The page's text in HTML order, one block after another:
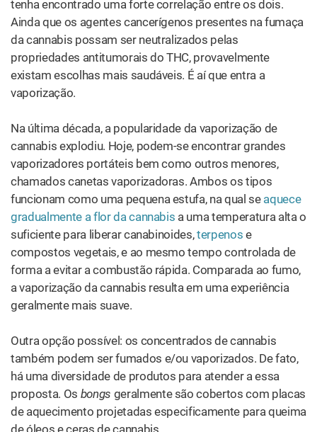
a vaporização da cannabis resulta em uma experiência
geralmente mais suave.
Outra opção possível: os concentrados de cannabis
também podem ser fumados e/ou vaporizados. De fato,
há uma diversidade de produtos para atender a essa
de aquecimento projetadas especificamente para queima
de óleos e ceras de cannabis.
Farmacologia da inalação: embora a experiência seja
suave, a vaporização é, na verdade, o método de inalação
mais eficiente por apresentar maior biodisponível. Vários
estudosmostram que a vaporização pode fornecer pelo
menos 34% dos ingredientes ativos da cannabis
corrente sanguínea. De acordo com o livroCannabis
Therapeutics in HIV / AIDS, do Dr. Ethan Russo, a
biodisponibilidade de muitosterpenosé equivalente aos
seus homólogos canabinoides. No mundo da
farmacologia da cannabis, essas são taxas excelentes.